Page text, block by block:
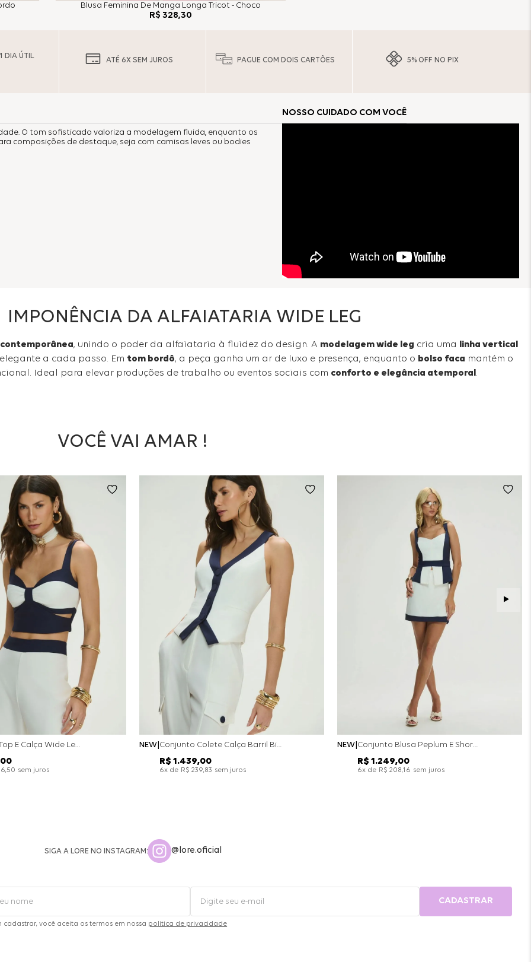
Blusa Feminina De Manga Longa Tricot - Choco
R$ 328,30
DIA ÚTIL
ATÉ 6X SEM JUROS PAGUE COM DOIS CARTÕES 5% OFF NO PIX
O tom sofisticado valoriza a modelagem fluida, enquanto os
composições de destaque, seja com camisas leves ou bodies
NOSSO CUIDADO COM VOCÊ
IMPONÊNCIA DA ALFAIATARIA WIDE LEG
, unindo o poder da alfaiataria à fluidez do design. A modelagem wide leg cria uma
linha vertical
a cada passo. Em tom bordô, a peça ganha um ar de luxo e presença, enquanto o bolso faca mantém o
Ideal para elevar produções de trabalho ou eventos sociais com conforto e elegância atemporal .
VOCÊ VAI AMAR !
Conjunto Top E Calça Wide Leg Bicolor Alfaitaria - Off White
00
,50 sem juros
NEW Conjunto Colete Calça Barril Bicolor Alfaiataria - Off White
R$ 1 .439,00
6x de R$ 239,83 sem juros
NEW Conjunto Blusa Peplum E Short Saia Bicolor - Off White
R$ 1 .249,00
6x de R$ 208,16 sem juros
SIGA A LORE NO INSTAGRAM: @lore.oficial
CADASTRAR
cadastrar, você aceita os termos em nossa política de privacidade